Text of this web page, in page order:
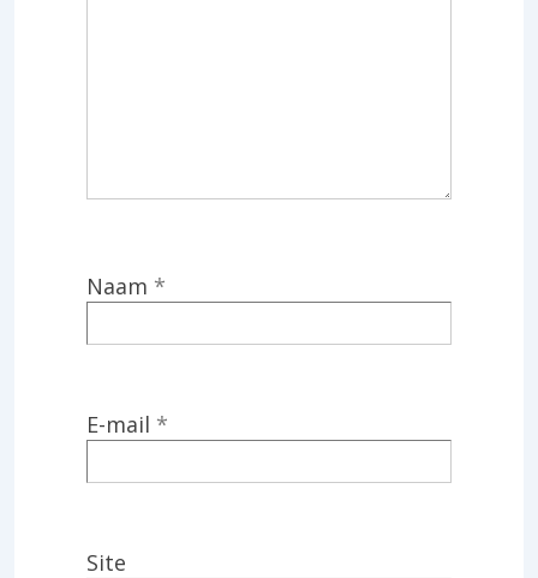
Naam *
E-mail *
Site